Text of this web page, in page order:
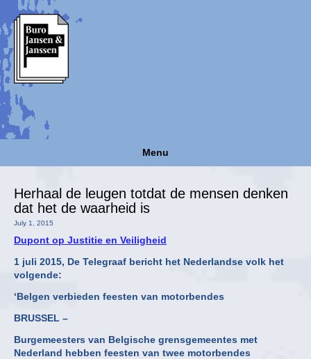
Menu
Herhaal de leugen totdat de mensen denken
dat het de waarheid is
July 1, 2015
Dupont op Justitie en Veiligheid
1 juli 2015, De Telegraaf bericht het Nederlandse volk het
volgende:
‘Belgen verbieden feesten van motorbendes
BRUSSEL –
Burgemeesters van Belgische grensgemeentes met
Nederland hebben feesten van twee motorbendes